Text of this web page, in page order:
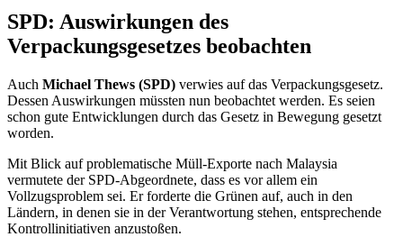
SPD: Auswirkungen des
Verpackungsgesetzes beobachten
Auch Michael Thews (SPD) verwies auf das Verpackungsgesetz.
Dessen Auswirkungen müssten nun beobachtet werden. Es seien
schon gute Entwicklungen durch das Gesetz in Bewegung gesetzt
worden.
Mit Blick auf problematische Müll-Exporte nach Malaysia
vermutete der SPD-Abgeordnete, dass es vor allem ein
Vollzugsproblem sei. Er forderte die Grünen auf, auch in den
Ländern, in denen sie in der Verantwortung stehen, entsprechende
Kontrollinitiativen anzustoßen.